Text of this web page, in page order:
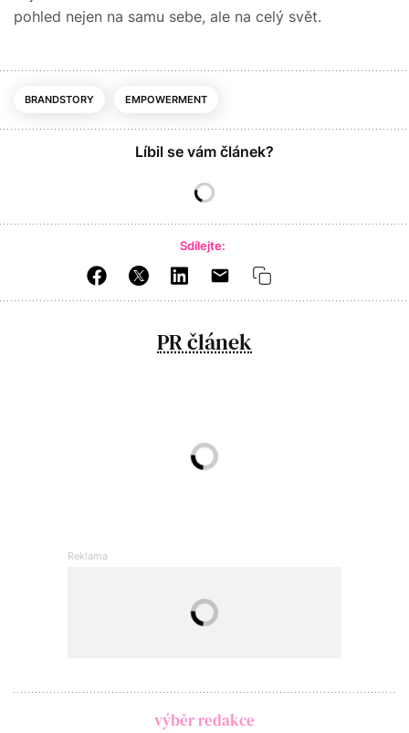
pohled nejen na samu sebe, ale na celý svět.
BRANDSTORY EMPOWERMENT
Líbil se vám článek?
Sdílejte:
PR článek
výběr redakce